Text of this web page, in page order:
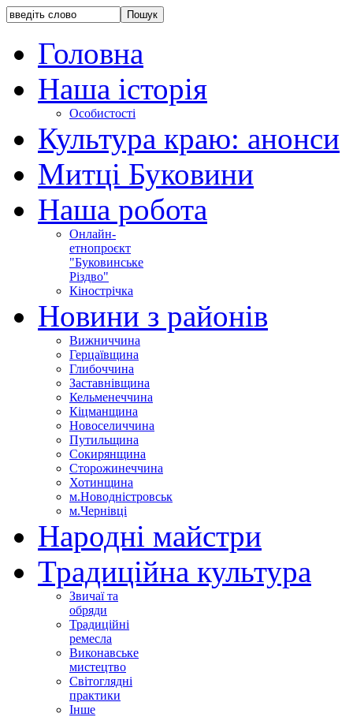
Головна
Наша історія
Особистості
Культура краю: анонси
Митці Буковини
Наша робота
Онлайн-
етнопроєкт
"Буковинське
Різдво"
Кінострічка
Новини з районів
Вижниччина
Герцаївщина
Глибоччина
Заставнівщина
Кельменеччина
Кіцманщина
Новоселиччина
Путильщина
Сокирянщина
Сторожинеччина
Хотинщина
м.Новодністровськ
м.Чернівці
Народні майстри
Традиційна культура
Звичаї та
обряди
Традиційні
ремесла
Виконавське
мистецтво
Світоглядні
практики
Інше